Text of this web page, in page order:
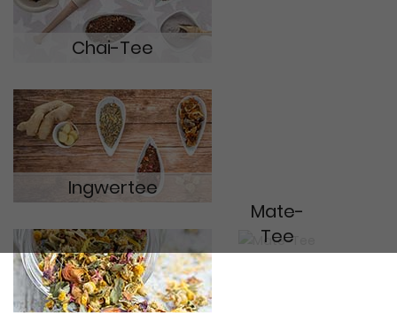
Chai-Tee
Ingwertee
Mate-
Tee